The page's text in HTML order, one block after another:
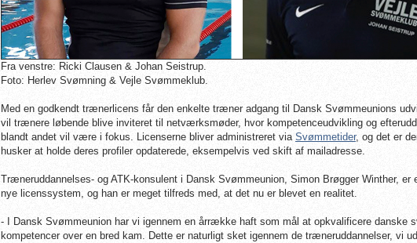
Fra venstre: Ricki Clausen & Johan Seistrup.
Foto: Herlev Svømning & Vejle Svømmeklub.
Med en godkendt trænerlicens får den enkelte træner adgang til Dansk Svømmeunions
vil trænere løbende blive inviteret til netværksmøder, hvor kompetenceudvikling og
blandt andet vil være i fokus. Licenserne bliver administreret via Svømmetider, og det er
husker at holde deres profiler opdaterede, eksempelvis ved skift af mailadresse.
Træneruddannelses- og ATK-konsulent i Dansk Svømmeunion, Simon Brøgger Winther, er
nye licenssystem, og han er meget tilfreds med, at det nu er blevet en realitet.
- I Dansk Svømmeunion har vi igennem en årrække haft som mål at opkvalificere danske
kompetencer over en bred kam. Dette er naturligt sket igennem de træneruddannelser, vi